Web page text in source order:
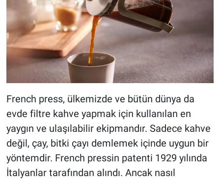
French press, ülkemizde ve bütün dünya da
evde filtre kahve yapmak için kullanılan en
yaygın ve ulaşılabilir ekipmandır. Sadece kahve
değil, çay, bitki çayı demlemek içinde uygun bir
yöntemdir. French pressin patenti 1929 yılında
İtalyanlar tarafından alındı. Ancak nasıl